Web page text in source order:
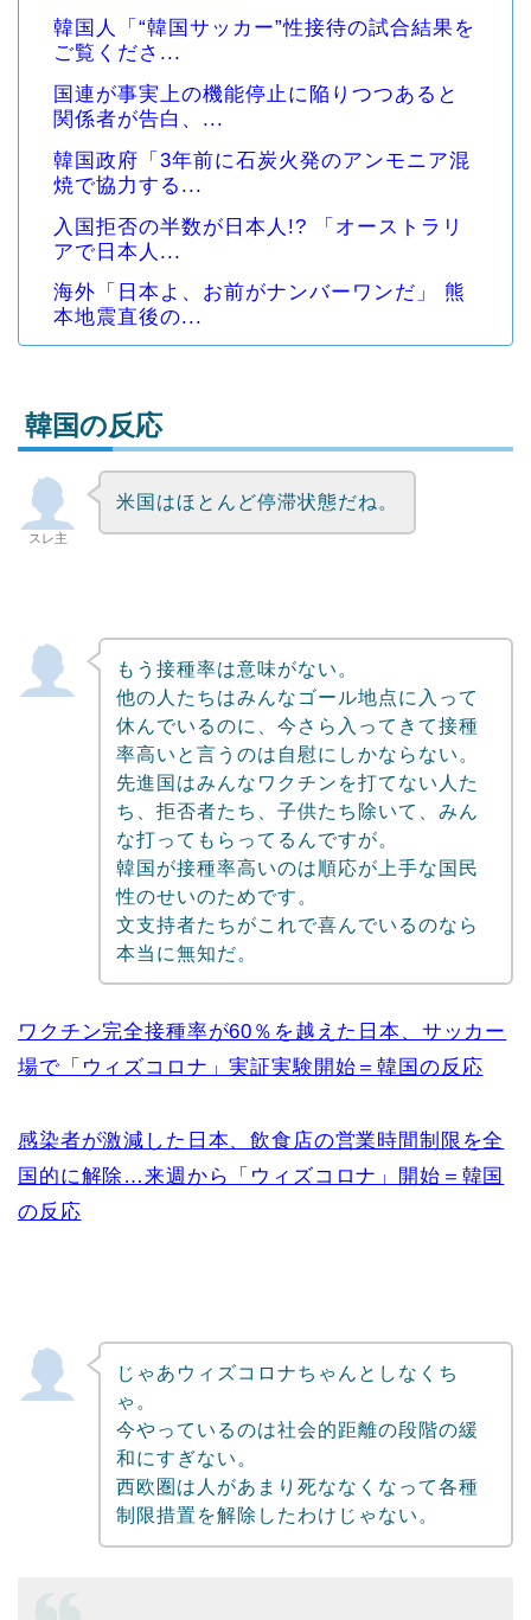
韓国人「“韓国サッカー”性接待の試合結果を
ご覧くださ...
国連が事実上の機能停止に陥りつつあると
関係者が告白、...
韓国政府「3年前に石炭火発のアンモニア混
焼で協力する...
入国拒否の半数が日本人!? 「オーストラリ
アで日本人...
海外「日本よ、お前がナンバーワンだ」 熊
本地震直後の...
Powered by livedoor 相互RSS
韓国の反応
スレ主
米国はほとんど停滞状態だね。
もう接種率は意味がない。
他の人たちはみんなゴール地点に入って
休んでいるのに、今さら入ってきて接種
率高いと言うのは自慰にしかならない。
先進国はみんなワクチンを打てない人た
ち、拒否者たち、子供たち除いて、みん
な打ってもらってるんですが。
韓国が接種率高いのは順応が上手な国民
性のせいのためです。
文支持者たちがこれで喜んでいるのなら
本当に無知だ。
ワクチン完全接種率が60％を越えた日本、サッカー
場で「ウィズコロナ」実証実験開始＝韓国の反応
感染者が激減した日本、飲食店の営業時間制限を全
国的に解除…来週から「ウィズコロナ」開始＝韓国
の反応
じゃあウィズコロナちゃんとしなくち
ゃ。
今やっているのは社会的距離の段階の緩
和にすぎない。
西欧圏は人があまり死ななくなって各種
制限措置を解除したわけじゃない。